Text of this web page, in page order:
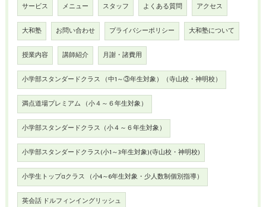
サービス メニュー スタッフ よくある質問 アクセス
大和塾 お問い合わせ プライバシーポリシー 大和塾について
授業内容 講師紹介 月謝・諸費用
小学部スタンダードクラス （中1～③年生対象）（寺山校・神明校）
満点道場プレミアム （小４～６年生対象）
小学部スタンダードクラス（小４～６年生対象）
小学部スタンダードクラス(小1～3年生対象)(寺山校・神明校)
小学生トップαクラス （小4～6年生対象・少人数制個別指導）
英会話 ドルフィンイングリッシュ